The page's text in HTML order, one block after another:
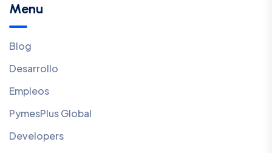
Menu
Blog
Desarrollo
Empleos
PymesPlus Global
Developers